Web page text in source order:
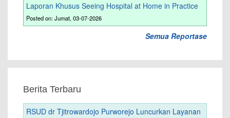
Laporan Khusus Seeing Hospital at Home in Practice
Posted on: Jumat, 03-07-2026
Semua Reportase
Berita Terbaru
RSUD dr Tjitrowardojo Purworejo Luncurkan Layanan